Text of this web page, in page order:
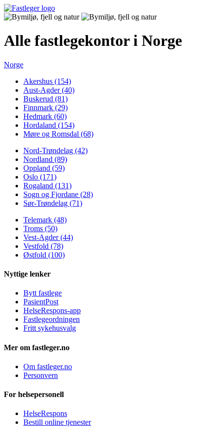
Alle fastlegekontor i Norge
Norge
Akershus (154)
Aust-Agder (40)
Buskerud (81)
Finnmark (29)
Hedmark (60)
Hordaland (154)
Møre og Romsdal (68)
Nord-Trøndelag (42)
Nordland (89)
Oppland (59)
Oslo (171)
Rogaland (131)
Sogn og Fjordane (28)
Sør-Trøndelag (71)
Telemark (48)
Troms (50)
Vest-Agder (44)
Vestfold (78)
Østfold (100)
Nyttige lenker
Bytt fastlege
PasientPost
HelseRespons-app
Fastlegeordningen
Fritt sykehusvalg
Mer om fastleger.no
Om fastleger.no
Personvern
For helsepersonell
HelseRespons
Bestill online tjenester